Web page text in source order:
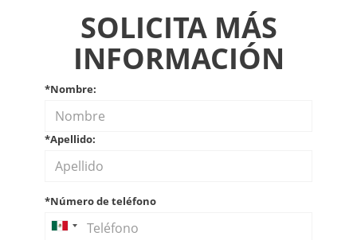
SOLICITA MÁS
INFORMACIÓN
*Nombre:
*Apellido:
*Número de teléfono